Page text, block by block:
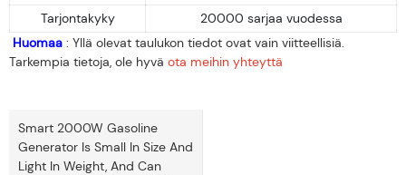
Tarjontakyky
20000 sarjaa vuodessa
Huomaa : Yllä olevat taulukon tiedot ovat vain viitteellisiä.
Tarkempia tietoja, ole hyvä ota meihin yhteyttä
Smart 2000W Gasoline
Generator Is Small In Size And
Light In Weight, And Can